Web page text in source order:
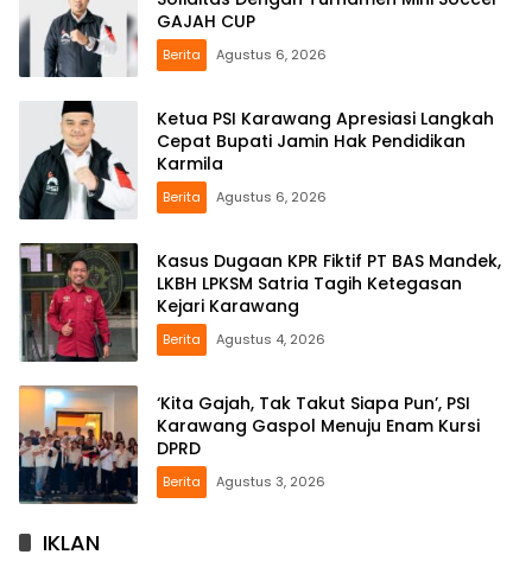
GAJAH CUP
Berita Agustus 6, 2026
Ketua PSI Karawang Apresiasi Langkah
Cepat Bupati Jamin Hak Pendidikan
Karmila
Berita Agustus 6, 2026
Kasus Dugaan KPR Fiktif PT BAS Mandek,
LKBH LPKSM Satria Tagih Ketegasan
Kejari Karawang
Berita Agustus 4, 2026
‘Kita Gajah, Tak Takut Siapa Pun’, PSI
Karawang Gaspol Menuju Enam Kursi
DPRD
Berita Agustus 3, 2026
IKLAN